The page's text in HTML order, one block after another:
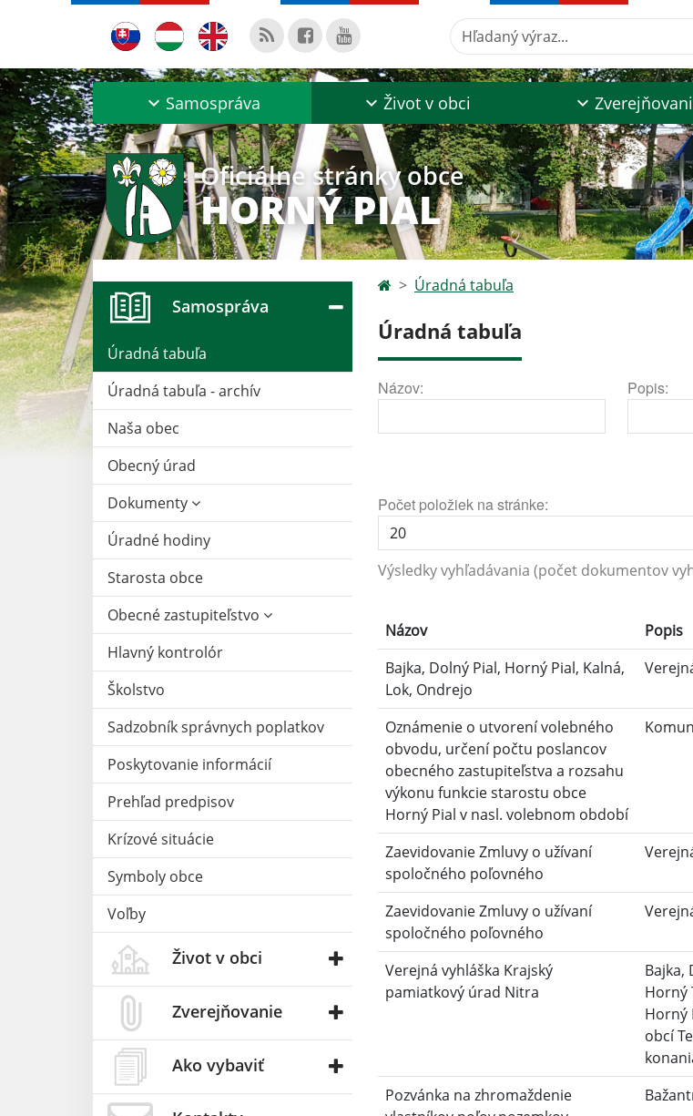
Hľadaný výraz...
Samospráva Život v obci
Oficiálne stránky obce
HORNÝ PIAL
Samospráva
Úradná tabuľa
Úradná tabuľa - archív
Naša obec
Obecný úrad
Dokumenty
Úradné hodiny
Starosta obce
Obecné zastupiteľstvo
Hlavný kontrolór
Školstvo
Sadzobník správnych poplatkov
Poskytovanie informácií
Prehľad predpisov
Krízové situácie
Symboly obce
Voľby
Život v obci
Zverejňovanie
Ako vybaviť
Úradná tabuľa
Úradná tabuľa
Názov: Popis:
Počet položiek na stránke:
Výsledky vyhľadávania (počet dokumentov
Názov
Popis
Bajka, Dolný Pial, Horný Pial, Kalná,
Lok, Ondrejo
Oznámenie o utvorení volebného
obvodu, určení počtu poslancov
obecného zastupiteľstva a rozsahu
výkonu funkcie starostu obce
Horný Pial v nasl. volebnom období
Zaevidovanie Zmluvy o užívaní
spoločného poľovného
Zaevidovanie Zmluvy o užívaní
spoločného poľovného
Verejná vyhláška Krajský
pamiatkový úrad Nitra
Bajka,
Horný
Horný
obcí
Pozvánka na zhromaždenie